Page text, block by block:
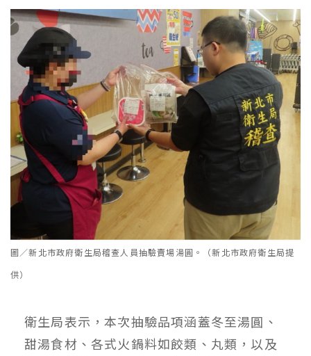
圖／新北市政府衛生局稽查人員抽驗賣場湯圓。（新北市政府衛生局提
供）
衛生局表示，本次抽驗品項涵蓋冬至湯圓、
甜湯食材、各式火鍋料如餃類、丸類，以及